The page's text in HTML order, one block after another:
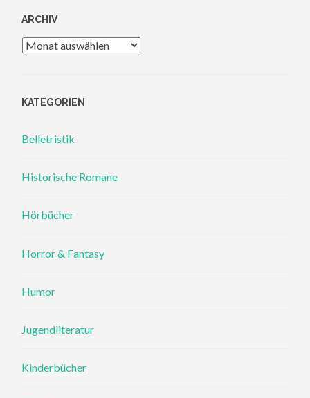
ARCHIV
Archiv
KATEGORIEN
Belletristik
Historische Romane
Hörbücher
Horror & Fantasy
Humor
Jugendliteratur
Kinderbücher